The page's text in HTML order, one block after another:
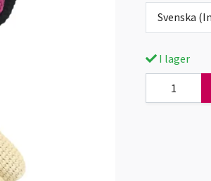
Svenska
I lager